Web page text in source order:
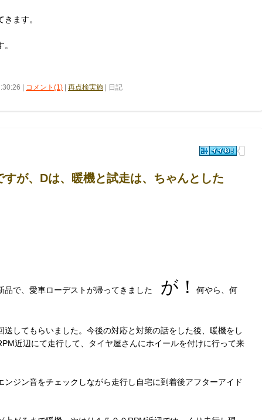
ます。
| コメント(1) 再点検実施 | 日記
すが、Dは、暖機と試走は、ちゃんとした
品で、愛車ローデストが帰ってきました が！
何やら、何
送してもらいました。今後の対応と対策の話をした後、暖機をし
近辺にて走行して、タイヤ屋さんにホイールを付けに行って来
ンジン音をチェックしながら走行し自宅に到着後アフターアイド